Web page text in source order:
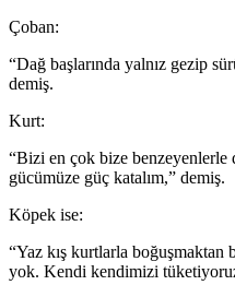
Çoban:
“Dağ başlarında yalnız gezip
demiş.
Kurt:
“Bizi en çok bize benzeyenlerle
gücümüze güç katalım,” demiş.
Köpek ise:
“Yaz kış kurtlarla boğuşmaktan
yok. Kendi kendimizi